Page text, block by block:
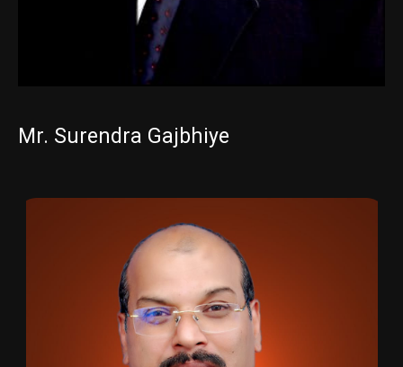
Mr. Surendra Gajbhiye